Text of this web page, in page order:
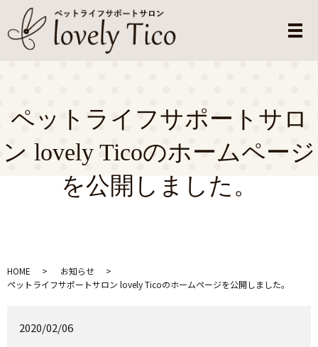
メ
ペットライフサポートサロ
ン lovely Ticoのホームページ
を公開しました。
HOME
お知らせ
ペットライフサポートサロン lovely Ticoのホームページを公開しました。
2020/02/06